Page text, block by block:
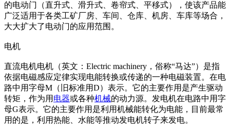
的电动门（直升式、滑升式、卷帘式、平移式），使该产品能
广泛适用于各类工矿厂房、车间、仓库、机房、车库等场合，
大大扩大了电动门的应用范围。
电机
直流电机电机（英文：Electric machinery，俗称“马达”）是指
依据电磁感应定律实现电能转换或传递的一种电磁装置。在电
路中用字母M（旧标准用D）表示。它的主要作用是产生驱动
转矩，作为用 电器或各种机械的动力源。发电机在电路中用字
母G表示。它的主要作用是利用机械能转化为电能，目前最常
用的是，利用热能、水能等推动发电机转子来发电。